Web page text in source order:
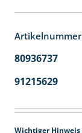
Artikelnummer
80936737
91215629
Wichtiger